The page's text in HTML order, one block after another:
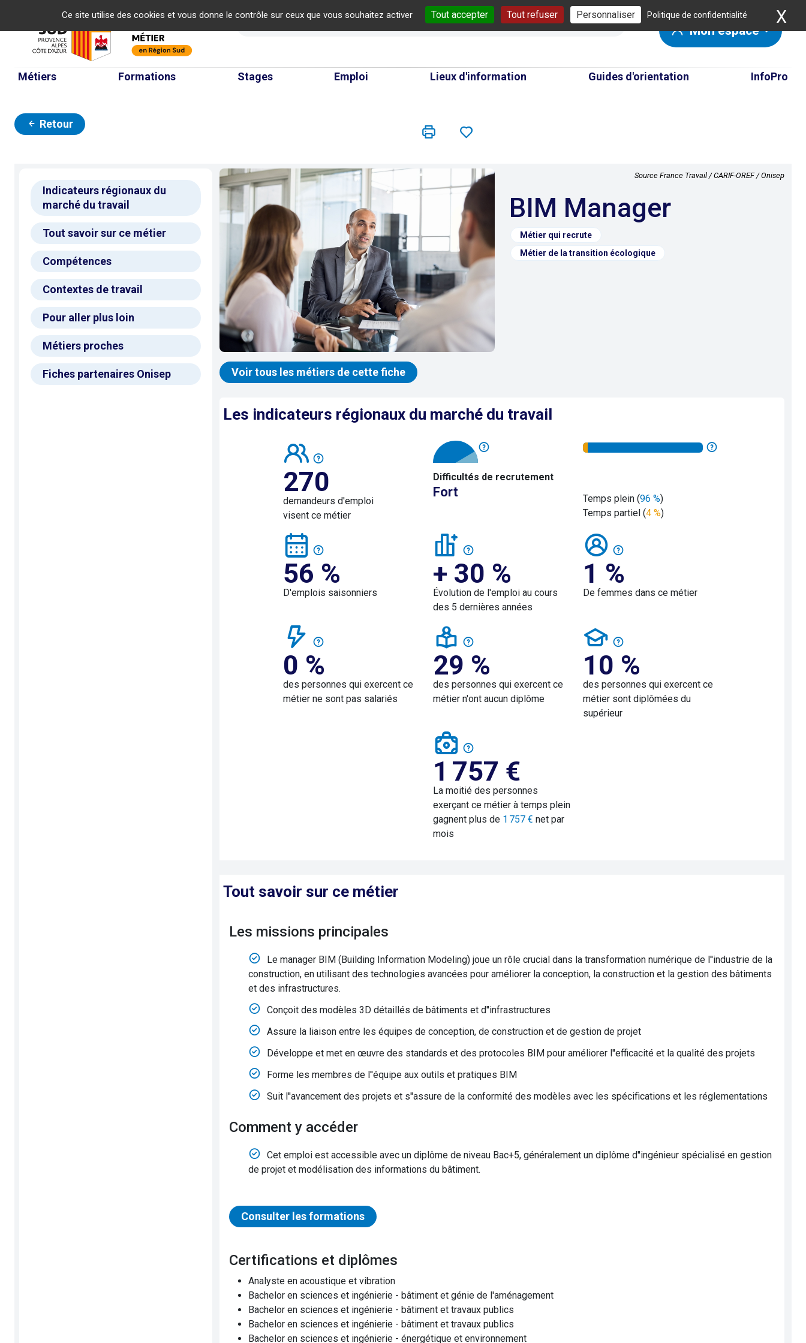
Ce site utilise des cookies et vous donne le contrôle sur ceux que vous souhaitez activer Tout accepter Tout refuser Personnaliser Politique de confidentialité X
Mon espace
Métiers Formations Stages Emploi Lieux d'information Guides d'orientation InfoPro
Retour
Indicateurs régionaux du
marché du travail
Tout savoir sur ce métier
Compétences
Contextes de travail
Pour aller plus loin
Métiers proches
Fiches partenaires Onisep
Source France Travail / CARIF-OREF / Onisep
BIM Manager
Métier qui recrute
Métier de la transition écologique
Voir tous les métiers de cette fiche
Les indicateurs régionaux du marché du travail
270
demandeurs d'emploi
visent ce métier
Difficultés de recrutement
Fort Temps plein (96 %)
Temps partiel (4 %)
56 %
D'emplois saisonniers
+ 30 %
Évolution de l'emploi au cours
des 5 dernières années
1 %
De femmes dans ce métier
0 %
des personnes qui exercent ce
métier ne sont pas salariés
29 %
des personnes qui exercent ce
métier n'ont aucun diplôme
10 %
des personnes qui exercent ce
métier sont diplômées du
supérieur
1 757 €
La moitié des personnes
exerçant ce métier à temps plein
gagnent plus de 1 757 € net par
mois
Tout savoir sur ce métier
Les missions principales
Le manager BIM (Building Information Modeling) joue un rôle crucial dans la transformation numérique de l''industrie de la
construction, en utilisant des technologies avancées pour améliorer la conception, la construction et la gestion des bâtiments
et des infrastructures.
Conçoit des modèles 3D détaillés de bâtiments et d''infrastructures
Assure la liaison entre les équipes de conception, de construction et de gestion de projet
Développe et met en œuvre des standards et des protocoles BIM pour améliorer l''efficacité et la qualité des projets
Forme les membres de l''équipe aux outils et pratiques BIM
Suit l''avancement des projets et s''assure de la conformité des modèles avec les spécifications et les réglementations
Comment y accéder
Cet emploi est accessible avec un diplôme de niveau Bac+5, généralement un diplôme d''ingénieur spécialisé en gestion
de projet et modélisation des informations du bâtiment.
Consulter les formations
Certifications et diplômes
Analyste en acoustique et vibration
Bachelor en sciences et ingénierie - bâtiment et génie de l'aménagement
Bachelor en sciences et ingénierie - bâtiment et travaux publics
Bachelor en sciences et ingénierie - bâtiment et travaux publics
Bachelor en sciences et ingénierie - énergétique et environnement